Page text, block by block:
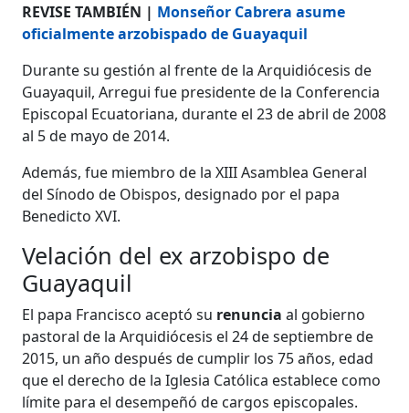
REVISE TAMBIÉN | Monseñor Cabrera asume
oficialmente arzobispado de Guayaquil
Durante su gestión al frente de la Arquidiócesis de
Guayaquil, Arregui fue presidente de la Conferencia
Episcopal Ecuatoriana, durante el 23 de abril de 2008
al 5 de mayo de 2014.
Además, fue miembro de la XIII Asamblea General
del Sínodo de Obispos, designado por el papa
Benedicto XVI.
Velación del ex arzobispo de
Guayaquil
El papa Francisco aceptó su renuncia al gobierno
pastoral de la Arquidiócesis el 24 de septiembre de
2015, un año después de cumplir los 75 años, edad
que el derecho de la Iglesia Católica establece como
límite para el desempeñó de cargos episcopales.